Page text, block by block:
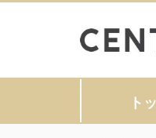
ト